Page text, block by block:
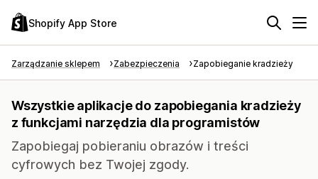
Shopify App Store
Zarządzanie sklepem Zabezpieczenia Zapobieganie kradzieży
Wszystkie aplikacje do zapobiegania kradzieży
z funkcjami narzędzia dla programistów
Zapobiegaj pobieraniu obrazów i treści
cyfrowych bez Twojej zgody.